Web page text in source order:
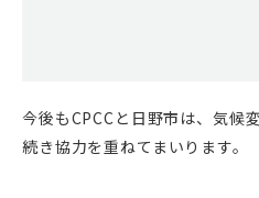
今後もCPCCと日野市は、気候
続き協力を重ねてまいります。